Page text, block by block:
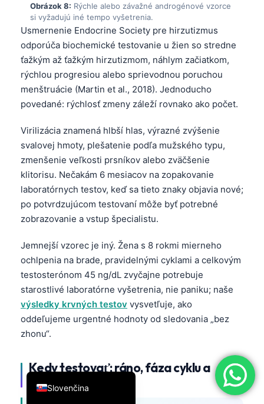
Obrázok 8: Rýchle alebo závažné androgénové vzorce
si vyžadujú iné tempo vyšetrenia.
Usmernenie Endocrine Society pre hirzutizmus
odporúča biochemické testovanie u žien so stredne
ťažkým až ťažkým hirzutizmom, náhlym začiatkom,
rýchlou progresiou alebo sprievodnou poruchou
menštruácie (Martin et al., 2018). Jednoducho
povedané: rýchlosť zmeny záleží rovnako ako počet.
Virilizácia znamená hlbší hlas, výrazné zvýšenie
svalovej hmoty, plešatenie podľa mužského typu,
zmenšenie veľkosti prsníkov alebo zväčšenie
klitorisu. Nečakám 6 mesiacov na zopakovanie
laboratórnych testov, keď sa tieto znaky objavia nové;
po potvrdzujúcom testovaní môže byť potrebné
zobrazovanie a vstup špecialistu.
Jemnejší vzorec je iný. Žena s 8 rokmi mierneho
ochlpenia na brade, pravidelnými cyklami a celkovým
testosterónom 45 ng/dL zvyčajne potrebuje
starostlivé laboratórne vyšetrenia, nie paniku; naše
výsledky krvných testov vysvetľuje, ako
oddeľujeme urgentné hodnoty od sledovania „bez
zhonu“.
Kedy testovať: ráno, fáza cyklu a
antikoncepcia
Slovenčina
English
العربية
Français
עִבְרִית
Italiano
Español
Ελληνικά
Türkçe
Română
简体中文
فارسی
Dansk
Nederlands
हिन्दी
Հայերեն